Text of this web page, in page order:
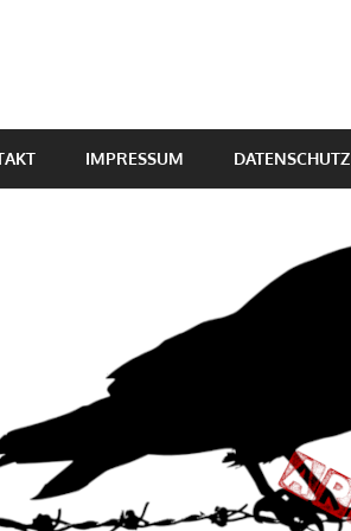
IMPRESSUM DATENSCHUTZ